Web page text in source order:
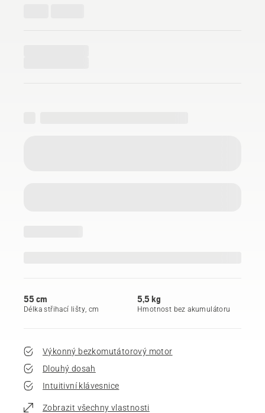
55 cm
Délka střihací lišty, cm
5,5 kg
Hmotnost bez akumulátoru
Výkonný bezkomutátorový motor
Dlouhý dosah
Intuitivní klávesnice
Zobrazit všechny vlastnosti